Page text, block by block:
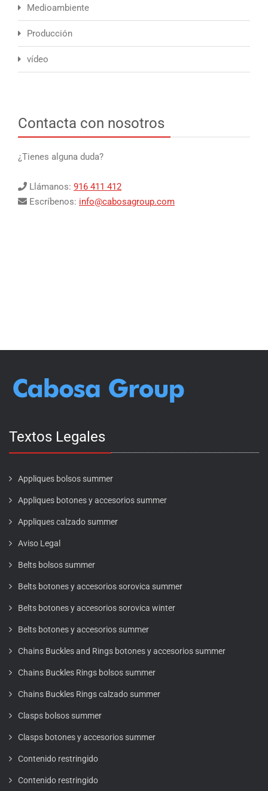
Medioambiente
Producción
vídeo
Contacta con nosotros
¿Tienes alguna duda?
Llámanos: 916 411 412
Escríbenos: info@cabosagroup.com
Textos Legales
Appliques bolsos summer
Appliques botones y accesorios summer
Appliques calzado summer
Aviso Legal
Belts bolsos summer
Belts botones y accesorios sorovica summer
Belts botones y accesorios sorovica winter
Belts botones y accesorios summer
Chains Buckles and Rings botones y accesorios summer
Chains Buckles Rings bolsos summer
Chains Buckles Rings calzado summer
Clasps bolsos summer
Clasps botones y accesorios summer
Contenido restringido
Contenido restringido